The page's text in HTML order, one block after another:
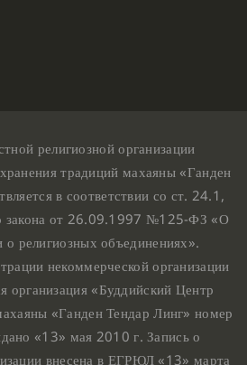
религиозной организации
традиций махаяны «Ганден
в соответствии со ст. 24.1,
закона от 26.09.1997 №125-ФЗ «О
о религиозных объединениях».
некоммерческой организации
организация «Буддийский Центр
«Ганден Тендар Линг» номер
«13» мая 2010 г. Запись о
внесена в ЕГРЮЛ «13» марта